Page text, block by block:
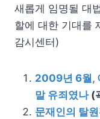
새롭게 임명될 대
할에 대한 기대를
감시센터)
2009년 6월,
말 유죄였나(
문재인의 탈원